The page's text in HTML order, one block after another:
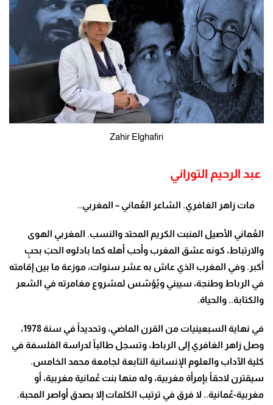
Zahir Elghafiri
عبد الرحيم التوراني
مات زاهر الغافري. الشاعر العُماني – المغربي..
العُماني الأصيل المنبت الكريم المحتد والنسب. المغربي الهوى
والارتباط، كونه عشق المغرب وأحب أهله كما بادلوه الحبَ بحبٍ
أكبر. وفي المغرب الذي عاش به عشر سنوات، موزعة ما بين إقامته
في الرباط وطنجة، سيبني ويُؤسّس لمشروع مغامرته في الشعر
والكتابة.. والحياة.
في نهاية السبعينيات من القرن الماضي، وتحديداً في سنة 1978،
وصل زاهر الغافري إلى الرباط، وتسجل طالباً لدراسة الفلسفة في
كلية الآداب والعلوم الإنسانية التابعة لجامعة محمد الخامس.
سيقترن لاحقاً بإمرأة مغربية، وله منها بنت عُمانية مغربية، أو
مغربية-عُمانية.. لا فرق في ترتيب الكلمات إلا بصدق أواصر المحبة.